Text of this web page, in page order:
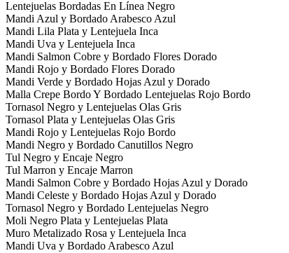
Lentejuelas Bordadas En Línea Negro
Mandi Azul y Bordado Arabesco Azul
Mandi Lila Plata y Lentejuela Inca
Mandi Uva y Lentejuela Inca
Mandi Salmon Cobre y Bordado Flores Dorado
Mandi Rojo y Bordado Flores Dorado
Mandi Verde y Bordado Hojas Azul y Dorado
Malla Crepe Bordo Y Bordado Lentejuelas Rojo Bordo
Tornasol Negro y Lentejuelas Olas Gris
Tornasol Plata y Lentejuelas Olas Gris
Mandi Rojo y Lentejuelas Rojo Bordo
Mandi Negro y Bordado Canutillos Negro
Tul Negro y Encaje Negro
Tul Marron y Encaje Marron
Mandi Salmon Cobre y Bordado Hojas Azul y Dorado
Mandi Celeste y Bordado Hojas Azul y Dorado
Tornasol Negro y Bordado Lentejuelas Negro
Moli Negro Plata y Lentejuelas Plata
Muro Metalizado Rosa y Lentejuela Inca
Mandi Uva y Bordado Arabesco Azul